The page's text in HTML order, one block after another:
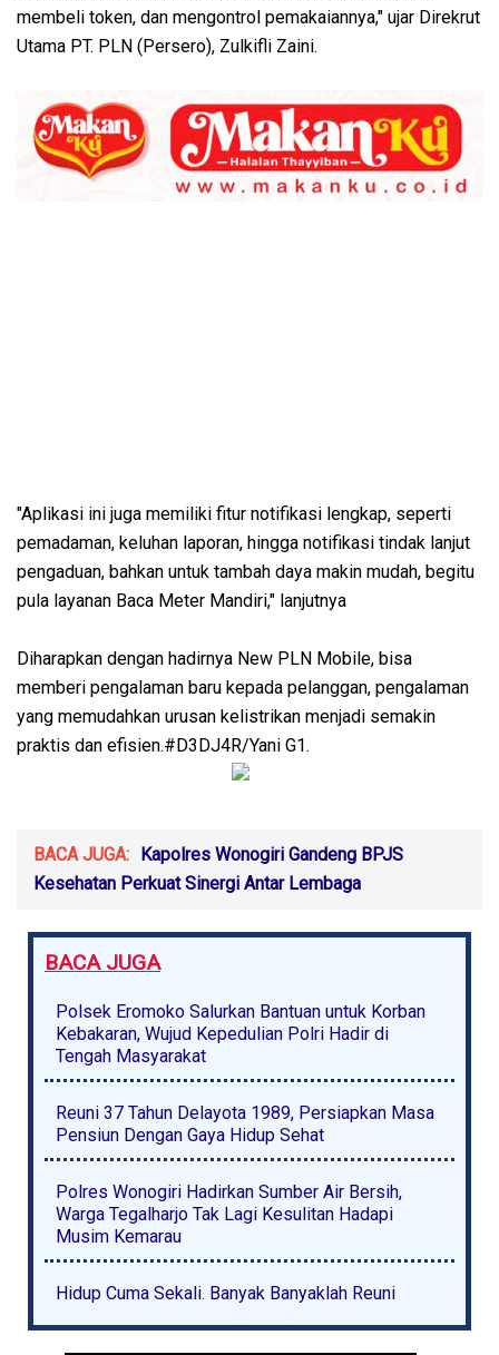
membeli token, dan mengontrol pemakaiannya," ujar Direkrut
Utama PT. PLN (Persero), Zulkifli Zaini.
"Aplikasi ini juga memiliki fitur notifikasi lengkap, seperti
pemadaman, keluhan laporan, hingga notifikasi tindak lanjut
pengaduan, bahkan untuk tambah daya makin mudah, begitu
pula layanan Baca Meter Mandiri," lanjutnya
Diharapkan dengan hadirnya New PLN Mobile, bisa
memberi pengalaman baru kepada pelanggan, pengalaman
yang memudahkan urusan kelistrikan menjadi semakin
praktis dan efisien.#D3DJ4R/Yani G1.
BACA JUGA:
Kapolres Wonogiri Gandeng BPJS
Kesehatan Perkuat Sinergi Antar Lembaga
BACA JUGA
Polsek Eromoko Salurkan Bantuan untuk Korban
Kebakaran, Wujud Kepedulian Polri Hadir di
Tengah Masyarakat
Reuni 37 Tahun Delayota 1989, Persiapkan Masa
Pensiun Dengan Gaya Hidup Sehat
Polres Wonogiri Hadirkan Sumber Air Bersih,
Warga Tegalharjo Tak Lagi Kesulitan Hadapi
Musim Kemarau
Hidup Cuma Sekali. Banyak Banyaklah Reuni